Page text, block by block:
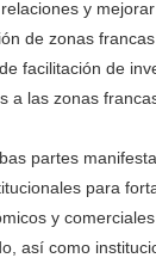
y
de zonas
facilitación de
a las zonas
partes
para
y
así como